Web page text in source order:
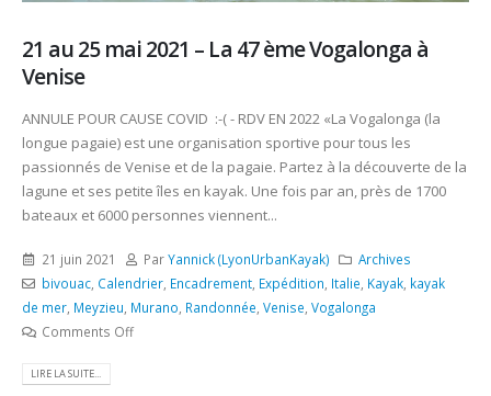
21 au 25 mai 2021 – La 47 ème Vogalonga à
Venise
ANNULE POUR CAUSE COVID :-( - RDV EN 2022 «La Vogalonga (la
longue pagaie) est une organisation sportive pour tous les
passionnés de Venise et de la pagaie. Partez à la découverte de la
lagune et ses petite îles en kayak. Une fois par an, près de 1700
bateaux et 6000 personnes viennent...
21 juin 2021 ParYannick (LyonUrbanKayak)
Archives
bivouac, Calendrier, Encadrement, Expédition, Italie, Kayak, kayak
de mer, Meyzieu, Murano, Randonnée, Venise, Vogalonga
Comments Off
LIRE LA SUITE...